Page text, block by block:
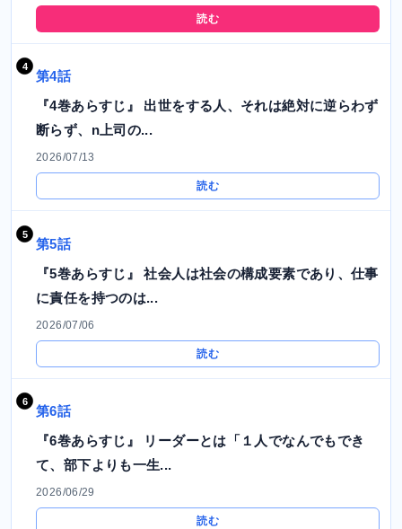
読む
第4話
『4巻あらすじ』 出世をする人、それは絶対に逆らわず
断らず、n上司の...
2026/07/13
読む
第5話
『5巻あらすじ』 社会人は社会の構成要素であり、仕事
に責任を持つのは...
2026/07/06
読む
第6話
『6巻あらすじ』 リーダーとは「１人でなんでもでき
て、部下よりも一生...
2026/06/29
読む